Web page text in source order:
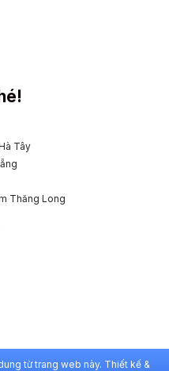
Tây
Thăng Long
từ trang web này. Thiết kế &